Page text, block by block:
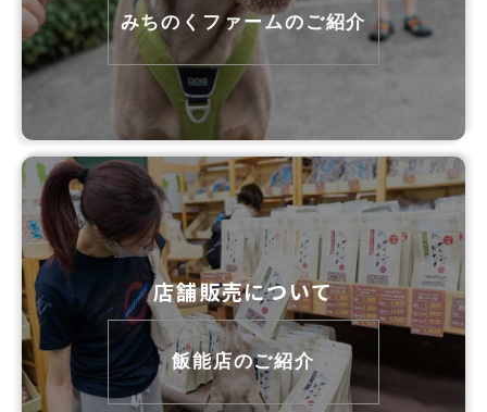
みちのくファームのご紹介
店舗販売について
飯能店のご紹介